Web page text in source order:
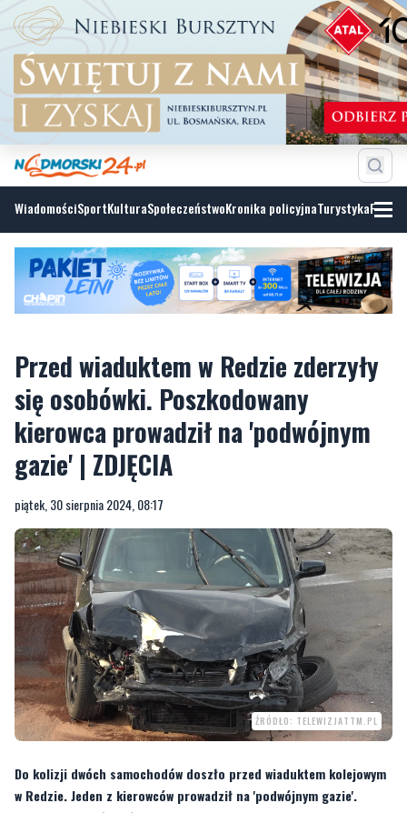
WiadomościSportKulturaSpołeczeństwoKronika policyjnaTurystyka
Przed wiaduktem w Redzie zderzyły
się osobówki. Poszkodowany
kierowca prowadził na 'podwójnym
gazie' | ZDJĘCIA
piątek, 30 sierpnia 2024, 08:17
ŹRÓDŁO: TELEWIZJATTM.PL
Do kolizji dwóch samochodów doszło przed wiaduktem kolejowym
w Redzie. Jeden z kierowców prowadził na 'podwójnym gazie'.